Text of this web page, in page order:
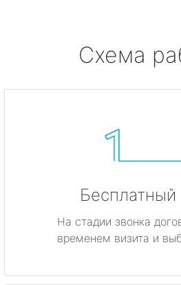
Схема
Бесплатный
На стадии звонка
временем визита и